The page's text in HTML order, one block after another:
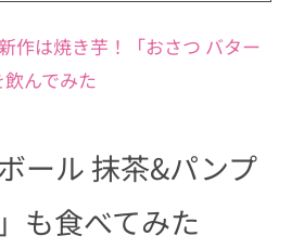
作は焼き芋！「おさつ バター
んでみた
ール 抹茶&パンプ
も食べてみた